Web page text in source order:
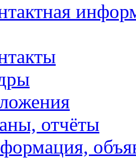
отчёты